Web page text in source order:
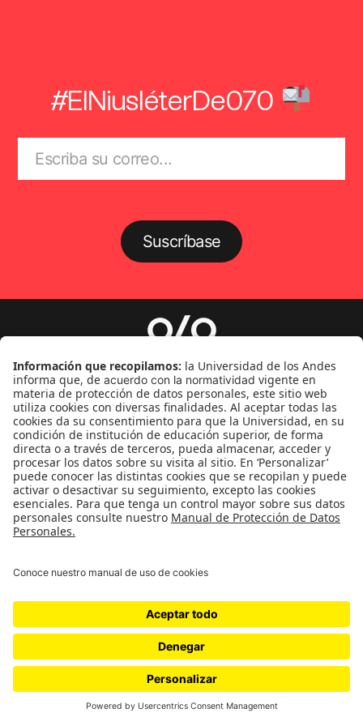
#ElNiusléterDe070
Suscríbase
Género
Política
Cultura
Medio ambiente
Medios y periodismo
Ciudad
¿Quiénes somos?
Ediciones especiales
Proyectos 070